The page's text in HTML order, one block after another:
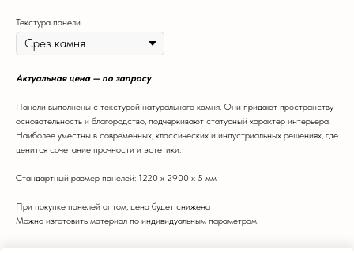
Текстура панели
Актуальная цена — по запросу
Панели выполнены с текстурой натурального камня. Они придают пространству
основательность и благородство, подчёркивают статусный характер интерьера.
Наиболее уместны в современных, классических и индустриальных решениях, где
ценится сочетание прочности и эстетики.
Стандартный размер панелей: 1220 х 2900 х 5 мм
При покупке панелей оптом, цена будет снижена
Можно изготовить материал по индивидуальным параметрам.